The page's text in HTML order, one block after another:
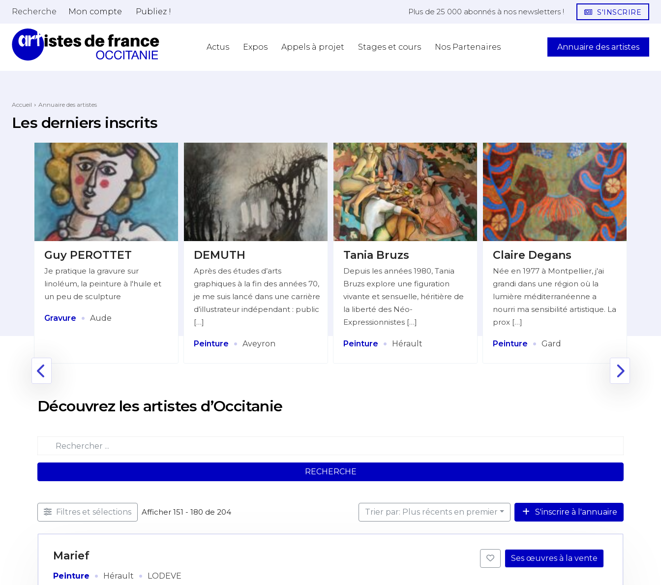
Recherche Mon compte Publiez ! Plus de 25 000 abonnés à nos newsletters ! S'INSCRIRE
Actus Expos Appels à projet Stages et cours Nos Partenaires Annuaire des artistes
Accueil Annuaire des artistes
Les derniers inscrits
Guy PEROTTET
Je pratique la gravure sur
linoléum, la peinture à l'huile et
un peu de sculpture
Gravure · Aude
DEMUTH
Après des études d’arts
graphiques à la fin des années 70,
je me suis lancé dans une carrière
d’illustrateur indépendant : public
[…]
Peinture · Aveyron
Tania Bruzs
Depuis les années 1980, Tania
Bruzs explore une figuration
vivante et sensuelle, héritière de
la liberté des Néo-
Expressionnistes […]
Peinture · Hérault
Claire Degans
Née en 1977 à Montpellier, j'ai
grandi dans une région où la
lumière méditerranéenne a
nourri ma sensibilité artistique. La
prox […]
Peinture · Gard
Découvrez les artistes d’Occitanie
RECHERCHE
Filtres et sélections Afficher 151 - 180 de 204 Trier par: Plus récents en premier S'inscrire à l'annuaire
Marief
Peinture · Hérault · LODEVE
Ses œuvres à la vente